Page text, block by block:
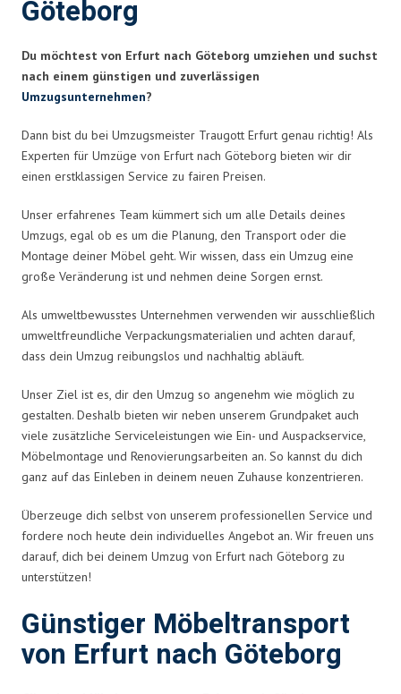
Göteborg
Du möchtest von Erfurt nach Göteborg umziehen und suchst
nach einem günstigen und zuverlässigen
Umzugsunternehmen?
Dann bist du bei Umzugsmeister Traugott Erfurt genau richtig! Als
Experten für Umzüge von Erfurt nach Göteborg bieten wir dir
einen erstklassigen Service zu fairen Preisen.
Unser erfahrenes Team kümmert sich um alle Details deines
Umzugs, egal ob es um die Planung, den Transport oder die
Montage deiner Möbel geht. Wir wissen, dass ein Umzug eine
große Veränderung ist und nehmen deine Sorgen ernst.
Als umweltbewusstes Unternehmen verwenden wir ausschließlich
umweltfreundliche Verpackungsmaterialien und achten darauf,
dass dein Umzug reibungslos und nachhaltig abläuft.
Unser Ziel ist es, dir den Umzug so angenehm wie möglich zu
gestalten. Deshalb bieten wir neben unserem Grundpaket auch
viele zusätzliche Serviceleistungen wie Ein- und Auspackservice,
Möbelmontage und Renovierungsarbeiten an. So kannst du dich
ganz auf das Einleben in deinem neuen Zuhause konzentrieren.
Überzeuge dich selbst von unserem professionellen Service und
fordere noch heute dein individuelles Angebot an. Wir freuen uns
darauf, dich bei deinem Umzug von Erfurt nach Göteborg zu
unterstützen!
Günstiger Möbeltransport
von Erfurt nach Göteborg